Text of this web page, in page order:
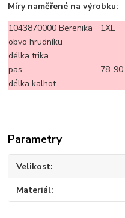
Míry naměřené na výrobku:
1043870000 Berenika
1XL
obvo hrudníku
délka trika
pas
78-90
délka kalhot
Parametry
Velikost
Materiál